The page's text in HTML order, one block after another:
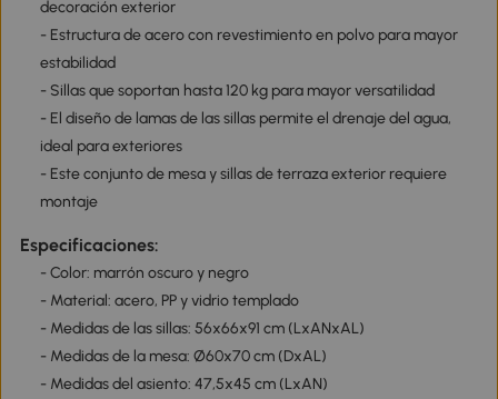
decoración exterior
- Estructura de acero con revestimiento en polvo para mayor
estabilidad
- Sillas que soportan hasta 120 kg para mayor versatilidad
- El diseño de lamas de las sillas permite el drenaje del agua,
ideal para exteriores
- Este conjunto de mesa y sillas de terraza exterior requiere
montaje
Especificaciones:
- Color: marrón oscuro y negro
- Material: acero, PP y vidrio templado
- Medidas de las sillas: 56x66x91 cm (LxANxAL)
- Medidas de la mesa: Ø60x70 cm (DxAL)
- Medidas del asiento: 47,5x45 cm (LxAN)